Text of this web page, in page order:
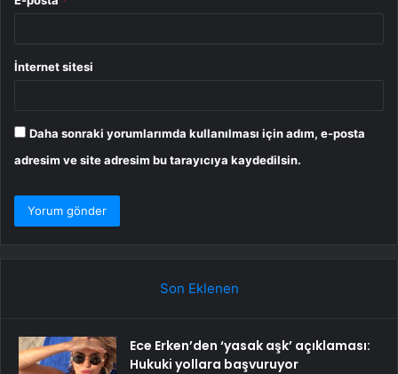
İnternet sitesi
Daha sonraki yorumlarımda kullanılması için adım, e-posta
adresim ve site adresim bu tarayıcıya kaydedilsin.
Son Eklenen
Ece Erken’den ‘yasak aşk’ açıklaması:
Hukuki yollara başvuruyor